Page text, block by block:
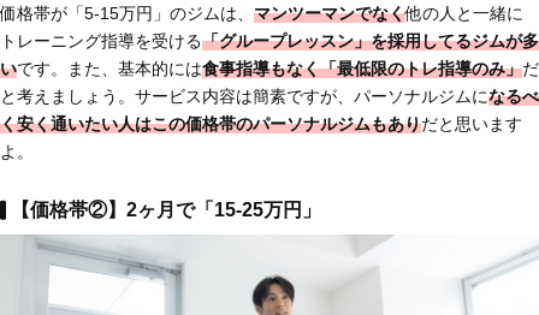
価格帯が「5-15万円」のジムは、 マンツーマンでなく他の人と一緒に
トレーニング指導を受ける「グループレッスン」を採用してるジムが多
いです。また、基本的には食事指導もなく「最低限のトレ指導のみ」だ
と考えましょう。サービス内容は簡素ですが、パーソナルジムになるべ
く安く通いたい人はこの価格帯のパーソナルジムもありだと思います
よ。
【価格帯②】2ヶ月で「15-25万円」